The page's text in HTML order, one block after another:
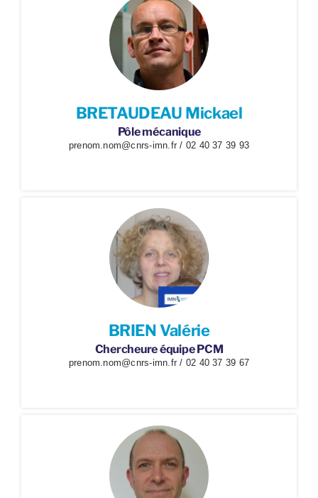
BRETAUDEAU Mickael
Pôle mécanique
prenom.nom@cnrs-imn.fr / 02 40 37 39 93
BRIEN Valérie
Chercheure équipe PCM
prenom.nom@cnrs-imn.fr / 02 40 37 39 67